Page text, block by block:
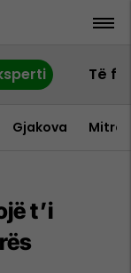
Të
Gjakova
t’i